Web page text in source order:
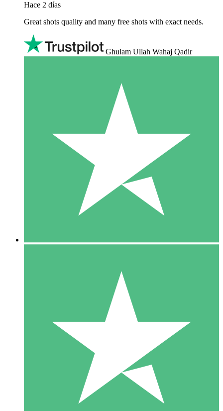
Hace 2 días
Great shots quality and many free shots with exact needs.
Ghulam Ullah Wahaj Qadir